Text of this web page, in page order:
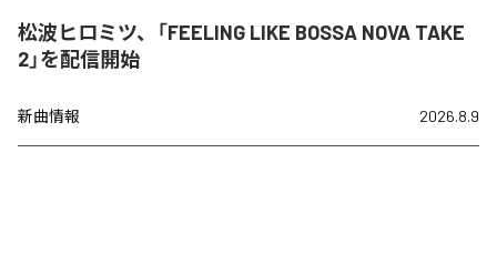
松波ヒロミツ、「FEELING LIKE BOSSA NOVA TAKE
2」を配信開始
新曲情報 2026.8.9